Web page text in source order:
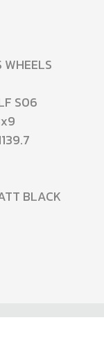
WHEELS
S06
BLACK